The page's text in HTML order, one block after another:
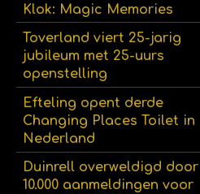
Klok: Magic Memories
Toverland viert 25-jarig
jubileum met 25-uurs
openstelling
Efteling opent derde
Changing Places Toilet in
Nederland
Duinrell overweldigd door
10.000 aanmeldingen voor